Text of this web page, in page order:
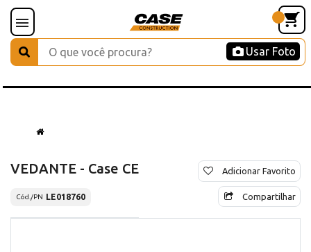
Usar Foto
VEDANTE - Case CE
Cód./PN LE018760
Adicionar Favorito
Compartilhar